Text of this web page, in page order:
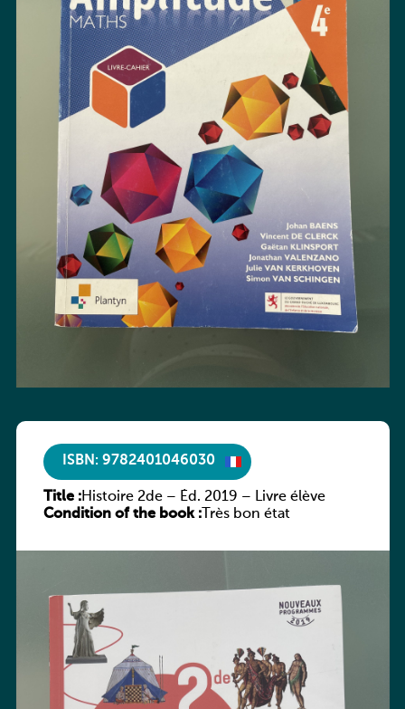
ISBN: 9782401046030
Title :Histoire 2de – Éd. 2019 – Livre élève
Condition of the book :Très bon état